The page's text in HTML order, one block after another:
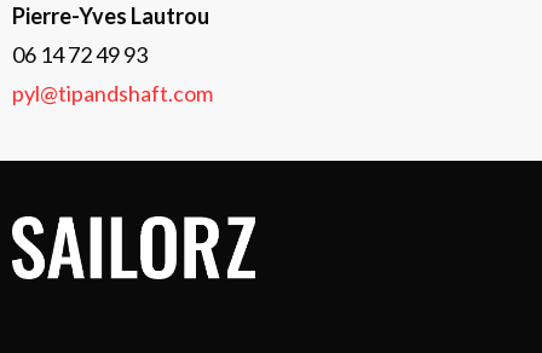
Pierre-Yves Lautrou
06 14 72 49 93
pyl@tipandshaft.com